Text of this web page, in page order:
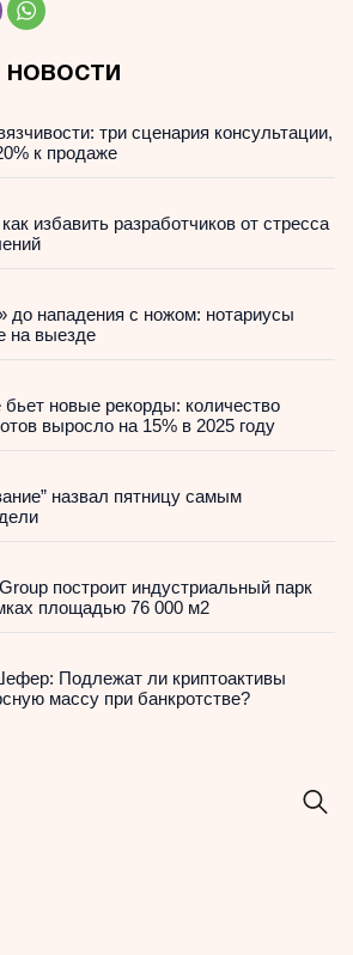
три сценария консультации,
к продаже
избавить разработчиков от стресса
до нападения с ножом: нотариусы
на выезде
новые рекорды: количество
выросло на 15% в 2025 году
назвал пятницу самым
построит индустриальный парк
площадью 76 000 м2
Подлежат ли криптоактивы
массу при банкротстве?